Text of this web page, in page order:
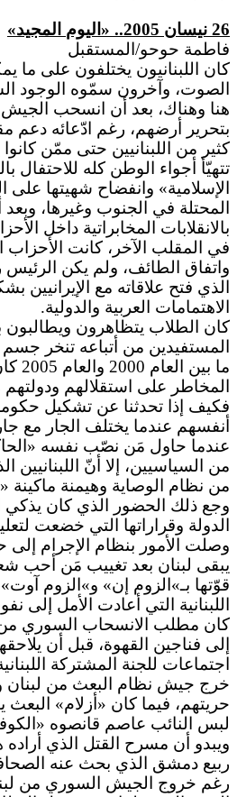
26 نيسان اليوم المجيد»
فاطمة حوحو/المستقبل
كان اللبنانيون يختلفون على
الصوت، وآخرون سمّوه الوجود
بتحرير أرضهم، رغم ادّعائه دعم
كثير من اللبنانيين حتى ممّن
تتهيّأ أجواء الوطن كله
الإسلامية» وانفضاح شهيتها
المحتلة في الجنوب وغيرها،
بالانقلابات المخابراتية داخل
في المقلب الآخر، كانت
واتفاق الطائف، ولم يكن الرئيس
الذي فتح علاقاته مع
الاهتمامات العربية والدولية.
كان الطلاب يتظاهرون ويطالبون
المستفيدين من أتباعه تنخر جسم
ما
المخاطر على استقلالهم
فكيف إذا تحدثنا عن تشكيل حكومة
أنفسهم عندما يختلف الجار مع
عندما حاول مَن نصّب نفسه «الحاكم
من السياسيين، إلا أنّ اللبنانيين
من نظام الوصاية وهيمنة ماكينة
وجع ذلك الحضور الذي كان يذكي
الدولة وقراراتها التي خضعت
يبقى لبنان بعد تغييب مَن أحب
اللبنانية التي أعادت الأمل
كان مطلب الانسحاب السوري من
إلى فناجين القهوة، قبل أن
اجتماعات للجنة المشتركة
خرج جيش نظام البعث من لبنان ولم
حريتهم، فيما كان «أزلام»
لبس النائب عاصم قانصوه
ويبدو أن مسرح القتل الذي
ربيع دمشق الذي بحث عنه
رغم خروج الجيش السوري من